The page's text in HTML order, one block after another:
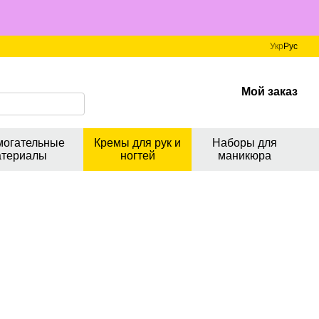
Укр Рус
Мой заказ
Кремы для рук и
ногтей
Наборы для
маникюра